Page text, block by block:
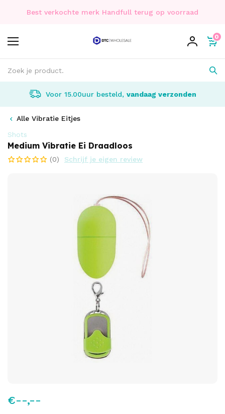
Best verkochte merk Handfull terug op voorraad
0
Voor 15.00uur besteld, vandaag verzonden
Alle Vibratie Eitjes
Shots
Medium Vibratie Ei Draadloos
(0) Schrijf je eigen review
€--,--